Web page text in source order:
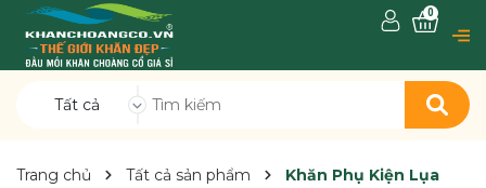
Tất cả
0
Trang chủ Tất cả sản phẩm
Khăn Phụ Kiện Lụa